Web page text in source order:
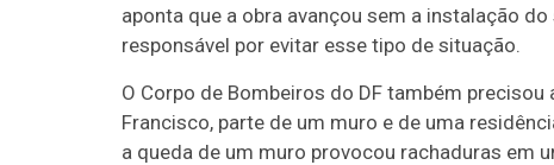
aponta que a obra avançou sem a instalação
responsável por evitar esse tipo de situação.
O Corpo de Bombeiros do DF também
Francisco, parte de um muro e de uma
a queda de um muro provocou rachaduras em